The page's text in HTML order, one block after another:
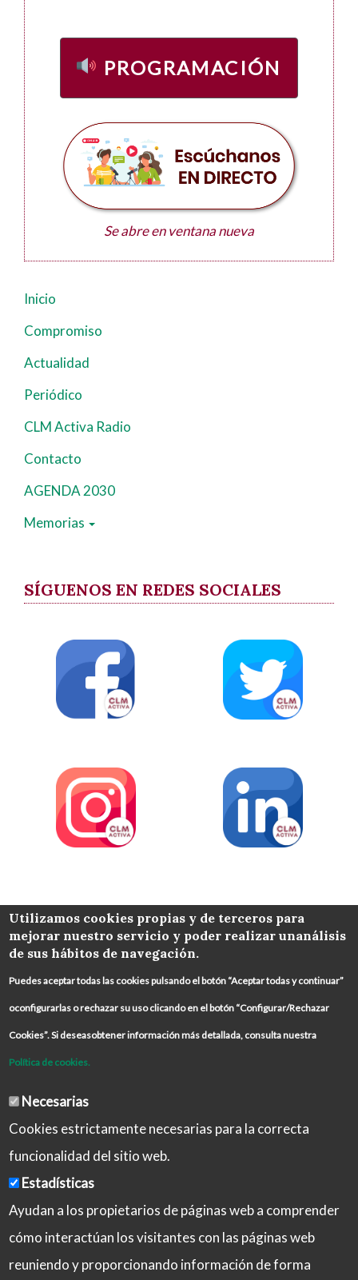
PROGRAMACIÓN
Se abre en ventana nueva
Navegación
principal
Inicio
Compromiso
Actualidad
Periódico
CLM Activa Radio
Contacto
AGENDA 2030
Memorias
SÍGUENOS EN REDES SOCIALES
COLABORA
Utilizamos cookies propias y de terceros para
mejorar nuestro servicio y poder realizar unanálisis
de sus hábitos de navegación.
Puedes aceptar todas las cookies pulsando el botón “Aceptar todas y continuar”
oconfigurarlas o rechazar su uso clicando en el botón “Configurar/Rechazar
Cookies”. Si deseasobtener información más detallada, consulta nuestra
Política de cookies.
Necesarias
Cookies estrictamente necesarias para la correcta
funcionalidad del sitio web.
Estadísticas
Ayudan a los propietarios de páginas web a comprender
cómo interactúan los visitantes con las páginas web
reuniendo y proporcionando información de forma